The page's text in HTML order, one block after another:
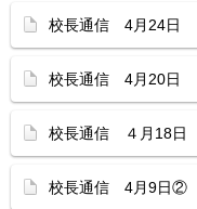
校長通信 4月24日
校長通信 4月20日
校長通信 ４月18日
校長通信 4月9日②